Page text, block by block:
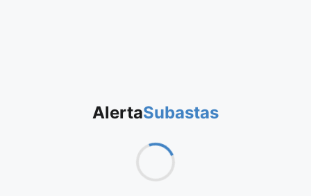
AlertaSubastas